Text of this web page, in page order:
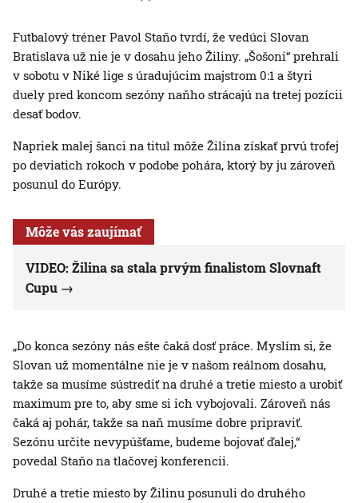
Futbalový tréner Pavol Staňo tvrdí, že vedúci Slovan
Bratislava už nie je v dosahu jeho Žiliny. „Šošoni“ prehrali
v sobotu v Niké lige s úradujúcim majstrom 0:1 a štyri
duely pred koncom sezóny naňho strácajú na tretej pozícii
desať bodov.
Napriek malej šanci na titul môže Žilina získať prvú trofej
po deviatich rokoch v podobe pohára, ktorý by ju zároveň
posunul do Európy.
Môže vás zaujímať
VIDEO: Žilina sa stala prvým finalistom Slovnaft
Cupu
„Do konca sezóny nás ešte čaká dosť práce. Myslím si, že
Slovan už momentálne nie je v našom reálnom dosahu,
takže sa musíme sústrediť na druhé a tretie miesto a urobiť
maximum pre to, aby sme si ich vybojovali. Zároveň nás
čaká aj pohár, takže sa naň musíme dobre pripraviť.
Sezónu určite nevypúšťame, budeme bojovať ďalej,“
povedal Staňo na tlačovej konferencii.
Druhé a tretie miesto by Žilinu posunuli do druhého